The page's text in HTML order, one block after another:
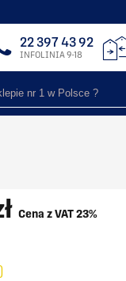
22 397 43 92
INFOLINIA 9-18
nr 1 w Polsce ?
Cena z VAT 23%